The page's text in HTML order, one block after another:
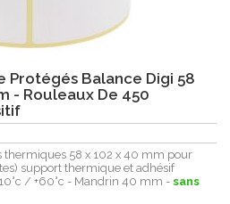
Balance Digi 58
- Rouleaux De 450
thermiques 58 x 102 x 40 mm pour
support thermique et adhésif
/ +60°c - Mandrin 40 mm - sans